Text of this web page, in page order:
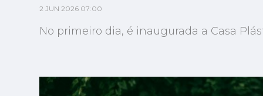
2 JUN 2026 07:00
No primeiro dia, é inaugurada a Casa